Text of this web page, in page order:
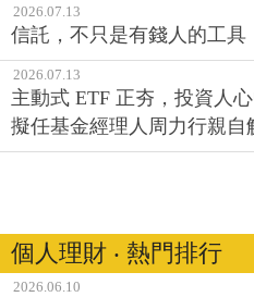
2026.07.13
信託，不只是有錢人的工
2026.07.13
主動式 ETF 正夯，投資人
擬任基金經理人周力行親自
個人理財 ‧ 熱門排行
2026.06.10